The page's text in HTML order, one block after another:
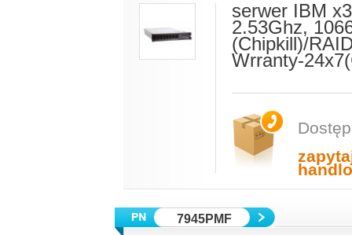
serwer IBM
2.53Ghz,
(Chipkill)/
Wrranty-
7945PMF